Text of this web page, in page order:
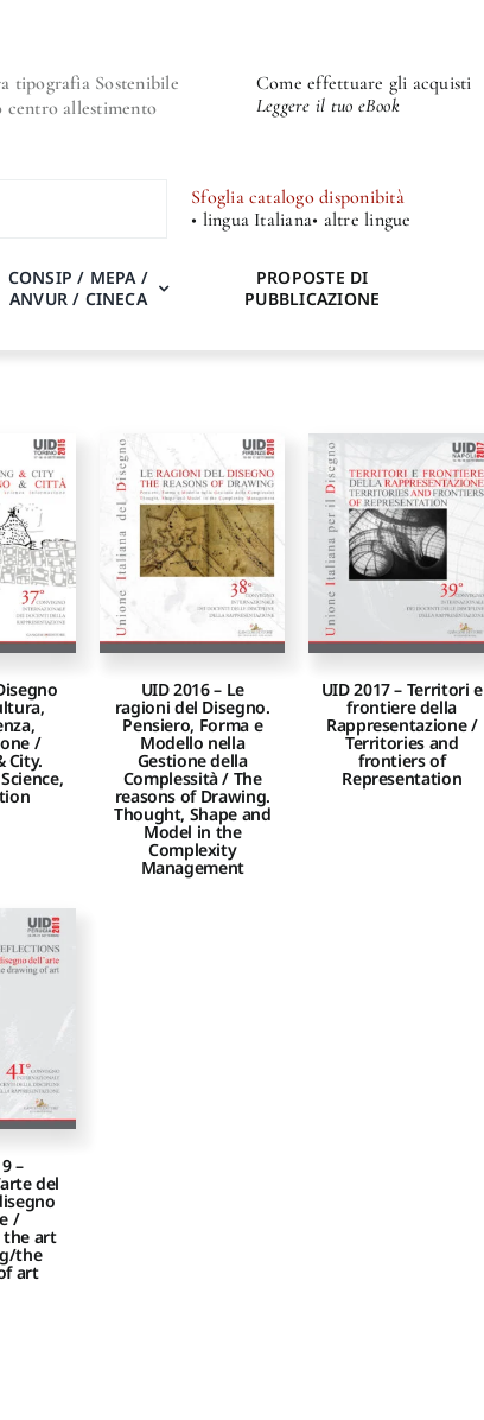
tipografia Sostenibile
centro allestimento
Come effettuare gli acquisti
Leggere il tuo eBook
Sfoglia catalogo disponibità
• lingua Italiana• altre lingue
CONSIP / MEPA /
ANVUR / CINECA
PROPOSTE DI
PUBBLICAZIONE
/
City.
UID 2016 – Le
ragioni del Disegno.
Pensiero, Forma e
Modello nella
Gestione della
Complessità / The
reasons of Drawing.
Thought, Shape and
Model in the
Complexity
Management
UID 2017 – Territori e
frontiere della
Rappresentazione /
Territories and
frontiers of
Representation
–
del
/
the art
the
art